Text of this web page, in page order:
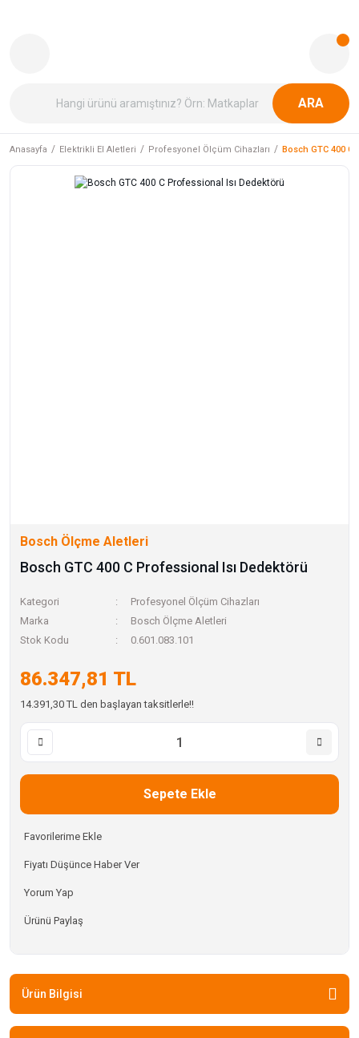
ARA
Anasayfa Elektrikli El Aletleri Profesyonel Ölçüm Cihazları Bosch GTC 400 C
Bosch Ölçme Aletleri
Bosch GTC 400 C Professional Isı Dedektörü
Kategori
Profesyonel Ölçüm Cihazları
Marka
Bosch Ölçme Aletleri
Stok Kodu
0.601.083.101
86.347,81 TL
14.391,30 TL den başlayan taksitlerle!!
Sepete Ekle
Fiyatı Düşünce Haber Ver
Yorum Yap
Ürünü Paylaş
Ürün Bilgisi